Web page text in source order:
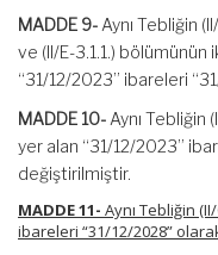
MADDE 9- Aynı Tebliğin
ve (II/E-3.1.1.) bölümünün
“31/12/2023” ibareleri
MADDE 10- Aynı Tebliğin
yer alan “31/12/2023”
değiştirilmiştir.
MADDE 11- Aynı Tebliğin
ibareleri “31/12/2028”